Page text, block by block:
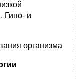
Гипо- и
организма